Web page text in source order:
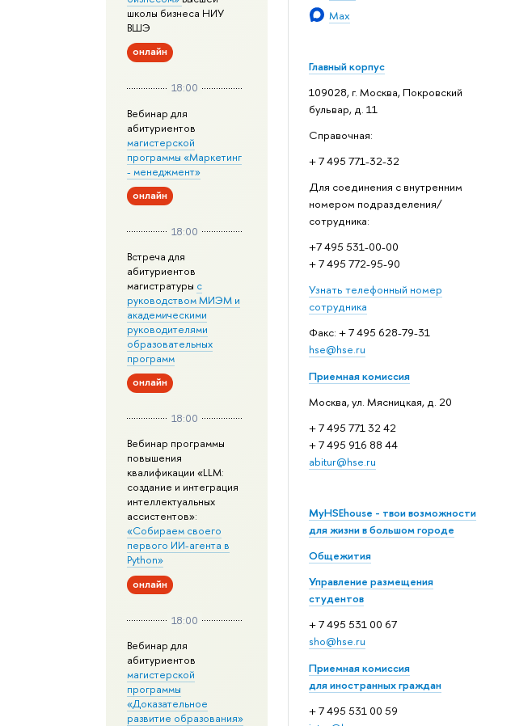
Max
Главный корпус
109028, г. Москва, Покровский
бульвар, д. 11
Справочная:
+ 7 495 771-32-32
Для соединения с внутренним
номером подразделения/
сотрудника:
+7 495 531-00-00
+ 7 495 772-95-90
Узнать телефонный номер
сотрудника
Факс: + 7 495 628-79-31
hse@hse.ru
Приемная комиссия
Москва, ул. Мясницкая, д. 20
+ 7 495 771 32 42
+ 7 495 916 88 44
abitur@hse.ru
MyHSEhouse - твои возможности
для жизни в большом городе
Общежития
Управление размещения
студентов
+ 7 495 531 00 67
sho@hse.ru
Приемная комиссия
для иностранных граждан
+ 7 495 531 00 59
школы бизнеса НИУ
ВШЭ
онлайн
18:00
Вебинар для
абитуриентов
магистерской
программы «Маркетинг
- менеджмент»
онлайн
18:00
Встреча для
абитуриентов
магистратуры с
руководством МИЭМ и
академическими
руководителями
образовательных
программ
онлайн
18:00
Вебинар программы
повышения
квалификации «LLM:
создание и интеграция
интеллектуальных
ассистентов»:
«Собираем своего
первого ИИ-агента в
Python»
онлайн
18:00
Вебинар для
абитуриентов
магистерской
программы
«Доказательное
развитие образования»